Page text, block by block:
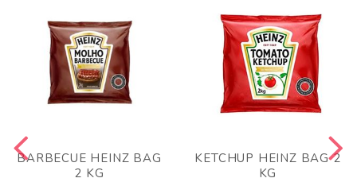
BARBECUE HEINZ BAG
2 KG
KETCHUP HEINZ BAG 2
KG